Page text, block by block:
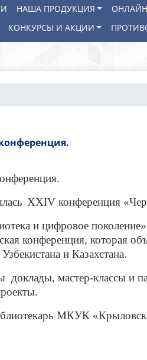
НАША ПРОДУКЦИЯ
КОНКУРСЫ И АКЦИИ
ХХIV конференция
и цифровое
конференция, которая
и Казахстана.
доклады, мастер-классы и
МКУК